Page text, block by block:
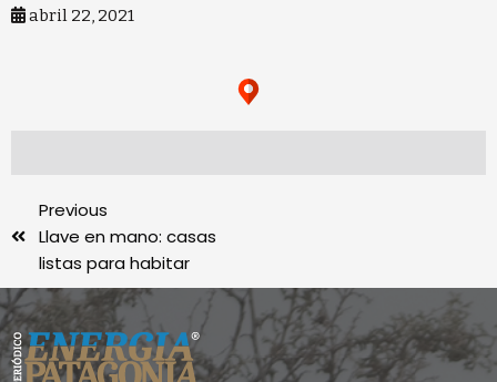
abril 22, 2021
Previous
Llave en mano: casas
listas para habitar